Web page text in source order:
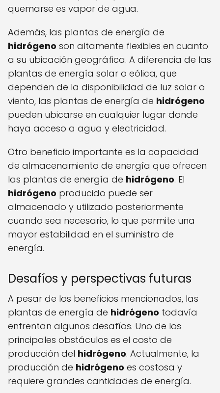
quemarse es vapor de agua.
Además, las plantas de energía de
hidrógeno son altamente flexibles en cuanto
a su ubicación geográfica. A diferencia de las
plantas de energía solar o eólica, que
dependen de la disponibilidad de luz solar o
viento, las plantas de energía de hidrógeno
pueden ubicarse en cualquier lugar donde
haya acceso a agua y electricidad.
Otro beneficio importante es la capacidad
de almacenamiento de energía que ofrecen
las plantas de energía de hidrógeno. El
hidrógeno producido puede ser
almacenado y utilizado posteriormente
cuando sea necesario, lo que permite una
mayor estabilidad en el suministro de
energía.
Desafíos y perspectivas futuras
A pesar de los beneficios mencionados, las
plantas de energía de hidrógeno todavía
enfrentan algunos desafíos. Uno de los
principales obstáculos es el costo de
producción del hidrógeno. Actualmente, la
producción de hidrógeno es costosa y
requiere grandes cantidades de energía.